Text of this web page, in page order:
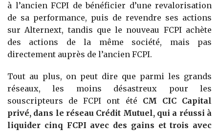
à l’ancien FCPI de bénéficier d’une revalorisation
de sa performance, puis de revendre ses actions
sur Alternext, tandis que le nouveau FCPI achète
des actions de la même société, mais pas
directement auprès de l’ancien FCPI.
Tout au plus, on peut dire que parmi les grands
réseaux, les moins désastreux pour les
souscripteurs de FCPI ont été CM CIC Capital
privé, dans le réseau Crédit Mutuel, qui a réussi à
liquider cinq FCPI avec des gains et trois avec